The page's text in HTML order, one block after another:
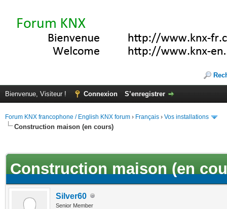
Bienvenue, Visiteur ! Connexion S’enregistrer
Forum KNX francophone / English KNX forum › Français › Vos installations
Construction maison (en cours)
Construction maison (en
Silver60
Senior Member